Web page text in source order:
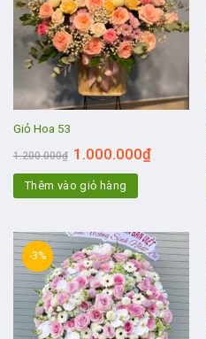
Giỏ Hoa 53
1.200.000₫ 1.000.000₫
Thêm vào giỏ hàng
-3%